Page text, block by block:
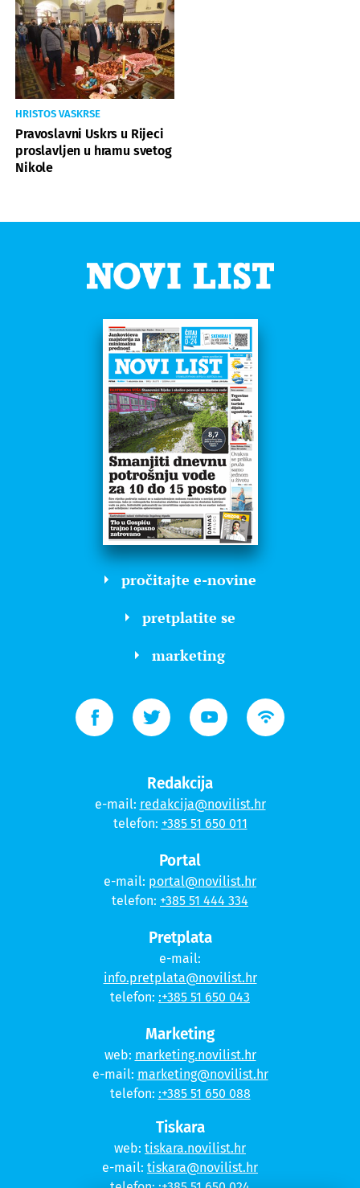
HRISTOS VASKRSE
Pravoslavni Uskrs u Rijeci
proslavljen u hramu svetog
Nikole
pročitajte e-novine
pretplatite se
marketing
Redakcija
e-mail: redakcija@novilist.hr
telefon: +385 51 650 011
Portal
e-mail: portal@novilist.hr
telefon: +385 51 444 334
Pretplata
e-mail:
info.pretplata@novilist.hr
telefon: :+385 51 650 043
Marketing
web: marketing.novilist.hr
e-mail: marketing@novilist.hr
telefon: :+385 51 650 088
Tiskara
web: tiskara.novilist.hr
e-mail: tiskara@novilist.hr